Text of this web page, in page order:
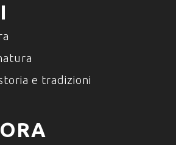
e tradizioni